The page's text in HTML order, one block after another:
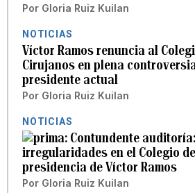
Por Gloria Ruiz Kuilan
NOTICIAS
Víctor Ramos renuncia al
Cirujanos en plena
presidente actual
Por Gloria Ruiz Kuilan
NOTICIAS
Contundente
irregularidades en el Colegio
presidencia de Víctor Ramos
Por Gloria Ruiz Kuilan